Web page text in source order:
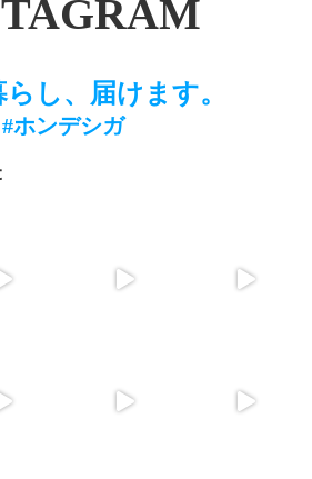
し、届けます。
#ホンデシガ